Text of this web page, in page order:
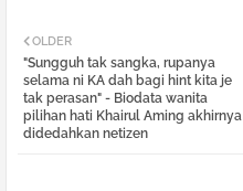
OLDER
"Sungguh tak sangka, rupanya
selama ni KA dah bagi hint kita je
tak perasan" - Biodata wanita
pilihan hati Khairul Aming akhirnya
didedahkan netizen